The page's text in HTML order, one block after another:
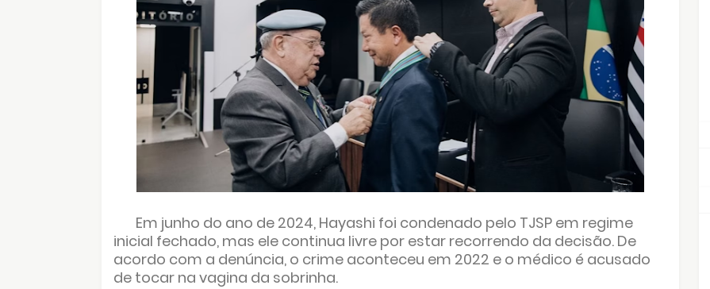
Em junho do ano de 2024, Hayashi foi condenado pelo TJSP em regime
inicial fechado, mas ele continua livre por estar recorrendo da decisão. De
acordo com a denúncia, o crime aconteceu em 2022 e o médico é acusado
de tocar na vagina da sobrinha.